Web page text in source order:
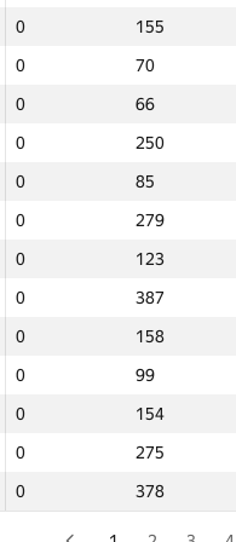
0
155
0
70
0
66
0
250
0
85
0
279
0
123
0
387
0
158
0
99
0
154
0
275
0 378
0
155
0
70
0
66
0
250
0
85
0
279
0
123
0
387
0
158
0
99
0
154
0
275
0 378
0
155
0
70
0
66
0
250
0
85
0
279
0
123
0
387
0
158
0
99
0
154
0
275
0 378
0
155
0
70
0
66
0
250
0
85
0
279
0
123
0
387
0
158
0
99
0
154
0
275
0 378